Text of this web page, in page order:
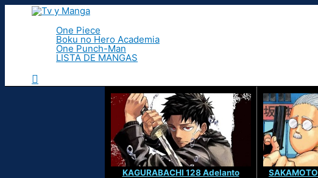
Ir
One Piece
Boku no Hero Academia
One Punch-Man
LISTA DE MANGAS
Buscar
KAGURABACHI 128 Adelanto